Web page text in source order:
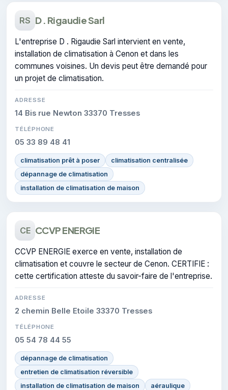
RS D . Rigaudie Sarl
L'entreprise D . Rigaudie Sarl intervient en vente,
installation de climatisation à Cenon et dans les
communes voisines. Un devis peut être demandé pour
un projet de climatisation.
ADRESSE
14 Bis rue Newton 33370 Tresses
TÉLÉPHONE
05 33 89 48 41
climatisation prêt à poser
climatisation centralisée
dépannage de climatisation
installation de climatisation de maison
CE CCVP ENERGIE
CCVP ENERGIE exerce en vente, installation de
climatisation et couvre le secteur de Cenon. CERTIFIE :
cette certification atteste du savoir-faire de l'entreprise.
ADRESSE
2 chemin Belle Etoile 33370 Tresses
TÉLÉPHONE
05 54 78 44 55
dépannage de climatisation
entretien de climatisation réversible
installation de climatisation de maison
aéraulique